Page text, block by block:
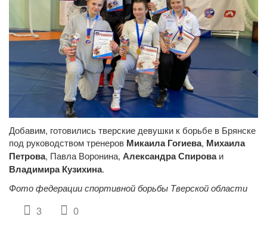
Добавим, готовились тверские девушки к борьбе в Брянске
под руководством тренеров Микаила Гогиева, Михаила
Петрова, Павла Воронина, Александра Спироваи
Владимира Кузихина.
Фото федерации спортивной борьбы Тверской области
3 0